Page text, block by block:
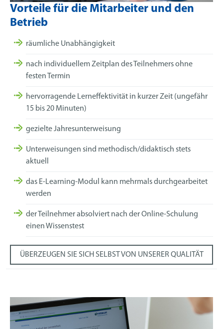
Vorteile für die Mitarbeiter und den
Betrieb
räumliche Unabhängigkeit
nach individuellem Zeitplan des Teilnehmers ohne
festen Termin
hervorragende Lerneffektivität in kurzer Zeit (ungefähr
15 bis 20 Minuten)
gezielte Jahresunterweisung
Unterweisungen sind methodisch/didaktisch stets
aktuell
das E-Learning-Modul kann mehrmals durchgearbeitet
werden
der Teilnehmer absolviert nach der Online-Schulung
einen Wissenstest
ÜBERZEUGEN SIE SICH SELBST VON UNSERER QUALITÄT